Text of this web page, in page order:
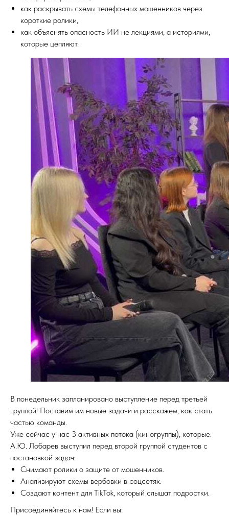
как раскрывать схемы телефонных мошенников через
короткие ролики,
как объяснять опасность ИИ не лекциями, а историями,
которые цепляют.
В понедельник запланировано выступление перед третьей
группой! Поставим им новые задачи и расскажем, как стать
частью команды.
Уже сейчас у нас 3 активных потока (киногруппы), которые:
А.Ю. Лобарев выступил перед второй группой студентов с
постановкой задач:
Снимают ролики о защите от мошенников.
Анализируют схемы вербовки в соцсетях.
Создают контент для TikTok, который слышат подростки.
Присоединяйтесь к нам! Если вы: